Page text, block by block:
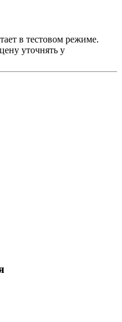
в тестовом режиме.
уточнять у